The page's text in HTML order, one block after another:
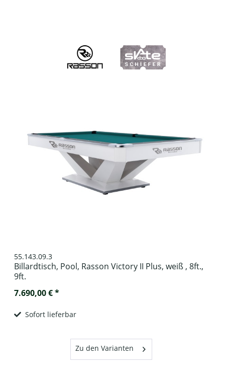
55.143.09.3
Billardtisch, Pool, Rasson Victory II Plus, weiß , 8ft.,
9ft.
7.690,00 € *
Sofort lieferbar
Zu den Varianten